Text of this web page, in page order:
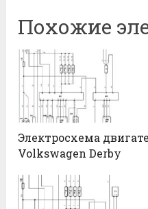
Похожие
Электросхема
Volkswagen Derby